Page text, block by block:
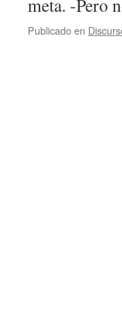
meta. -Pero
Publicado en